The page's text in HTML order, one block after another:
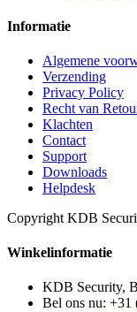
Informatie
Algemene
Verzending
Privacy Policy
Recht van
Klachten
Contact
Support
Downloads
Helpdesk
Copyright KDB
Winkelinformatie
KDB Security,
Bel ons nu: +31